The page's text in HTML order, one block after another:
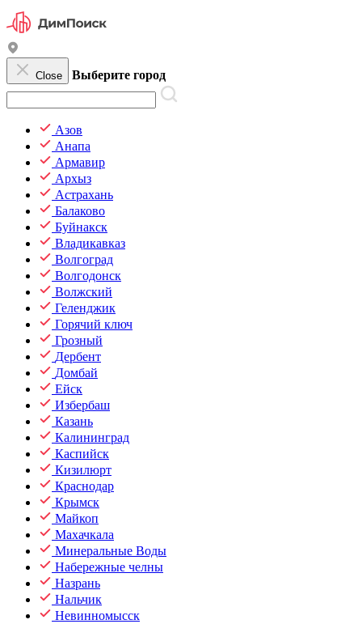
Close Выберите город
Азов
Анапа
Армавир
Архыз
Астрахань
Балаково
Буйнакск
Владикавказ
Волгоград
Волгодонск
Волжский
Геленджик
Горячий ключ
Грозный
Дербент
Домбай
Ейск
Избербаш
Казань
Калининград
Каспийск
Кизилюрт
Краснодар
Крымск
Майкоп
Махачкала
Минеральные Воды
Набережные челны
Назрань
Нальчик
Невинномысск